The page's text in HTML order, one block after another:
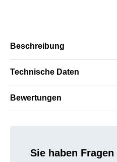
Beschreibung
Technische Daten
Bewertungen
Sie haben